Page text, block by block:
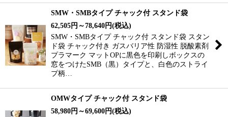
SMW・SMBタイプ チャック付 スタンド袋
62,505円 ～78,640円(税込)
SMW・SMBタイプ チャック付 スタンド袋 スタン
ド袋 チャック付き ガスバリア性 防湿性 脱酸素剤
プラマーク マットOPに黒色を印刷しボックスの
窓をつけたSMB（黒）タイプと、白色のストライ
プ柄…
OMWタイプ チャック付 スタンド袋
58,980円 ～69,600円(税込)